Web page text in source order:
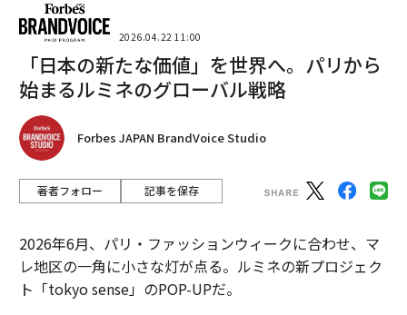
2026.04.22 11:00
「日本の新たな価値」を世界へ。パリから
始まるルミネのグローバル戦略
Forbes JAPAN BrandVoice Studio
著者フォロー 記事を保存
2026年6月、パリ・ファッションウィークに合わせ、マ
レ地区の一角に小さな灯が点る。ルミネの新プロジェク
ト「tokyo sense」のPOP-UPだ。